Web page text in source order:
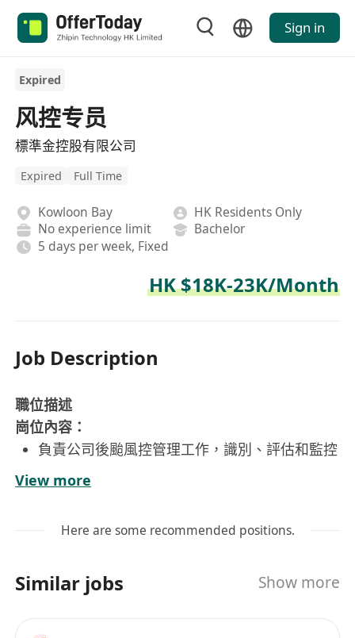
Sign in
Expired
风控专员
標準金控股有限公司
Expired Full Time
Kowloon Bay
HK Residents Only
No experience limit
Bachelor
5 days per week, Fixed
HK $18K-23K/Month
Job Description
職位描述
崗位內容：
負責公司後颱風控管理工作，識別、評估和監控
監控並統計金融賬戶交易數據，確保賬戶活動符
建立和維護風險預警機制，及時發現潛在風險並
協助制定和完善風控流程及制度，推動風控體系
View more
Here are some recommended positions.
Similar jobs Show more